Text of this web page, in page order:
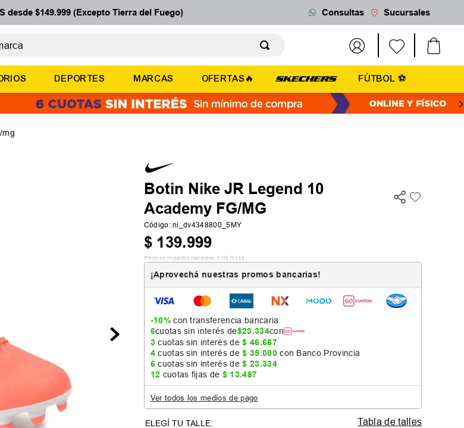
desde $149.999 (Excepto Tierra del Fuego) Consultas Sucursales
DEPORTES MARCAS OFERTAS🔥 FÚTBOL ⚽
mg
Botin Nike JR Legend 10
Academy FG/MG
Código:ni_dv4348800_5MY
$ 139.999
Precio sin impuestos nacionales: $ 115 .701 ,65
¡Aprovechá nuestras promos bancarias!
-10%con transferencia bancaria
6cuotas sin interés de$23.334con
3cuotas sin interés de$ 46.667
4cuotas sin interés de$ 35.000 con Banco Provincia
6cuotas sin interés de$ 23.334
12 cuotas fijas de $ 13.487
Ver todos los medios de pago
Tabla de talles